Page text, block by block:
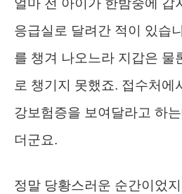
얼마 전 아이가 한밤중에 갑
응급실로 달려간 적이 있습
를 챙겨 나오느라 지갑은 물
로 챙기지 못했죠. 접수처에
강보험증을 보여달라고 하
더군요.
정말 당황스러운 순간이었